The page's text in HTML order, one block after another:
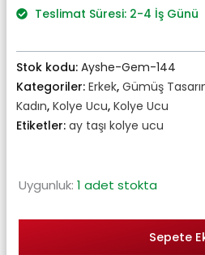
Teslimat Süresi: 2-4 İş Günü
Stok kodu: Ayshe-Gem-144
Kategoriler: Erkek, Gümüş
Kadın, Kolye Ucu, Kolye Ucu
Etiketler: ay taşı kolye ucu
Uygunluk: 1 adet stokta
Sepete